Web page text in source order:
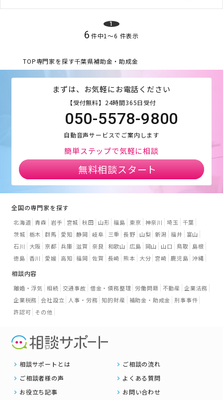
1
6 件中1〜6 件表示
TOP専門家を探す千葉県補助金・助成金
まずは、お気軽にお電話ください
【受付無料】24時間365日受付
050-5578-9800
自動音声サービスでご案内します
簡単ステップで気軽に相談
無料相談スタート
全国の専門家を探す
北海道 青森 岩手 宮城 秋田 山形 福島 東京 神奈川 埼玉
千葉
茨城 栃木 群馬 愛知 静岡 岐阜 三重 長野 山梨 新潟 福井
富山
石川
大阪 京都 兵庫 滋賀 奈良 和歌山 広島 岡山 山口 鳥取
島根
徳島 香川 愛媛 高知 福岡 佐賀 長崎 熊本 大分 宮崎 鹿児島 沖縄
相談内容
離婚・浮気 相続 交通事故 借金・債務整理 労働問題 不動産 企業法務
企業税務 会社設立 人事・労務 知的財産 補助金・助成金 刑事事件
許認可 その他
相談サポートとは
ご相談の流れ
ご相談者様の声
よくある質問
お役立ち記事
お問い合わせ